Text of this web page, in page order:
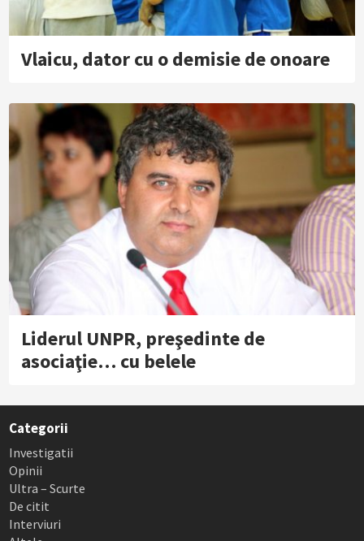
Vlaicu, dator cu o demisie de onoare
Liderul UNPR, preşedinte de
asociaţie… cu belele
Categorii
Investigatii
Opinii
Ultra – Scurte
De citit
Interviuri